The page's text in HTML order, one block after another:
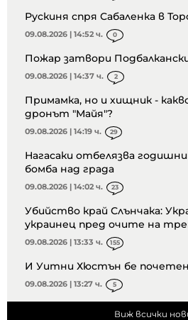
Рускиня спря Сабаленка в
09.08.2026 | 14:52 ч. 0
Пожар затвори
09.08.2026 | 14:37 ч. 2
Примамка, но и хищник -
дронът "Майя"?
09.08.2026 | 14:19 ч. 29
Нагасаки отбелязва
бомба над града
09.08.2026 | 14:02 ч. 23
Убийство край Слънчака:
украинец пред очите на
09.08.2026 | 13:33 ч. 155
И Уитни Хюстън бе
09.08.2026 | 13:27 ч. 5
Виж всички